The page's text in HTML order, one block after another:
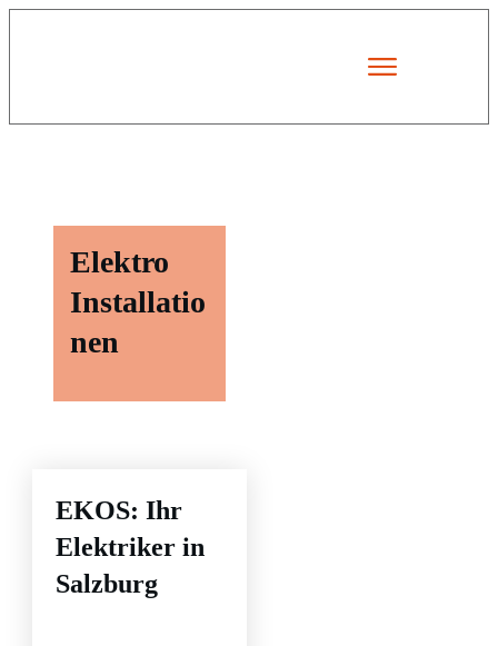
Elektro
Installatio
nen
EKOS: Ihr
Elektriker in
Salzburg